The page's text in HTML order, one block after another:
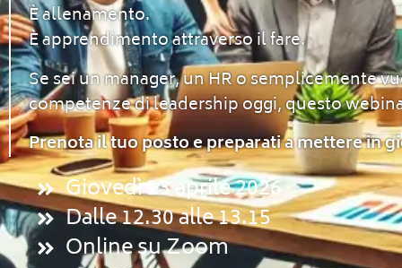
È allenamento.
È apprendimento attraverso il fare.
Se sei un manager, un HR o semplicemente
competenze di leadership oggi, questo
Prenota il tuo posto e preparati a mettere in
Giovedì 23 aprile 2026
Dalle 12.30 alle 13.15
Online su Zoom